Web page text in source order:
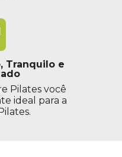
Tranquilo e
Pilates você
ideal para a